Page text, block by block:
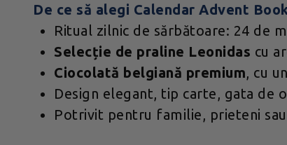
De ce să alegi Calendar Advent
Ritual zilnic de sărbătoare: 24 de
Selecție de praline Leonidas cu
Ciocolată belgiană premium, cu
Design elegant, tip carte, gata de
Potrivit pentru familie, prieteni